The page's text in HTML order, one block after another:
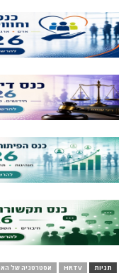
תגיות HRTV אסטרטגיה של